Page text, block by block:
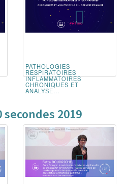
PATHOLOGIES
RESPIRATOIRES
INFLAMMATOIRES
CHRONIQUES ET
ANALYSE...
secondes 2019